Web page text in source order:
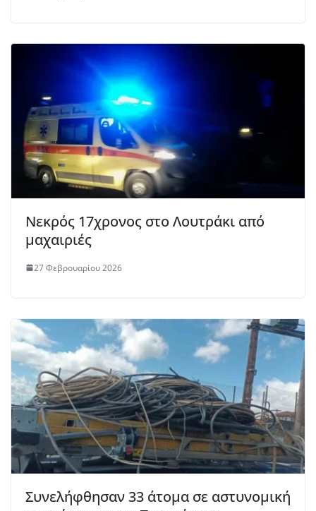
Νεκρός 17χρονος στο Λουτράκι από
μαχαιριές
27 Φεβρουαρίου 2026
Συνελήφθησαν 33 άτομα σε αστυνομική